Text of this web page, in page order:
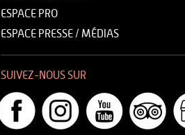
ESPACE PRO
ESPACE PRESSE / MÉDIAS
SUIVEZ-NOUS SUR